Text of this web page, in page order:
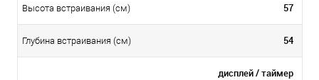
Высота встраивания (см) 57
Глубина встраивания (см) 54
дисплей / таймер